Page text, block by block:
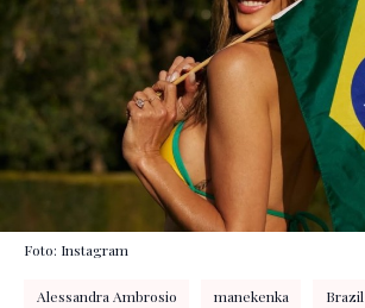
Foto: Instagram
Alessandra Ambrosio manekenka Brazil